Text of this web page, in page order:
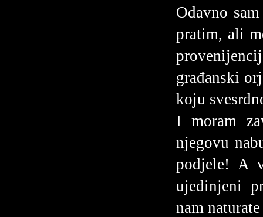
Odavno
pratim, ali
građanski
koju
I moram
njegovu
podjele! A
ujedinjeni
nam